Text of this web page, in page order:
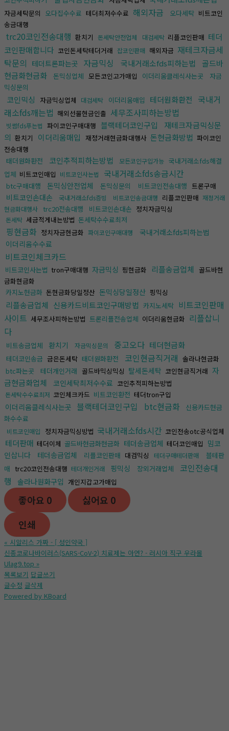
자금세탁문의 오다집수수료 테더최저수수료 해외자금 오다세탁 비트코인
송금대행
trc20코인전송대행 환치기 돈세탁안전업체 대검세탁 리플코인판매 테더
코인판매합니다 코인돈세탁테더거래 잡코인판매 해외자금 재테크자금세
탁문의 테더트론파는곳 자금믹싱 국내거래소fds피하는법
골드바
현금화현금화
돈믹싱업체 모든코인고가매입 이더리움클레식사는곳
자금
믹싱문의
코인믹싱 자금믹싱업체 대검세탁 이더리움매입 테더원화환전
국내거
래소fds깨는법 해외선물현금인출 세무조사피하는방법
빗썸fds푸는법 파이코인구매대행 블랙테더코인구입
재테크자금믹싱문
의 환치기 이더리움매입 재정거래현금화대행사 돈현금화방법 파이코인
전송대행
태더원화환전
코인추적피하는방법 모든코인구입가능 국내거래소fds해결
업체 비트코인매입 비트코인사는법 국내거래소fds송금시간
btc구매대행 돈믹싱안전업체 돈믹싱문의 비트코인전송대행 트론구매
비트코인손대손 국내거래소fds증빙 비트코인송금대행 리플코인판매 재정거래
현금화대행사
trc20전송대행 비트코인손대손 정치자금믹싱
돈세탁 세금적게내는방법 돈세탁수수료최저
핑현금화 정치자금현금화 파이코인구매대행
국내거래소fds피하는법
이더리움수수료
비트코인체크카드
비트코인사는법 tron구매대행 자금믹싱 핑현금화 리플송금업체 골드바현
금화현금화
카지노현금화 돈현금화당일정산 돈믹싱당일정산 핑믹싱
리플송금업체 신용카드비트코인구매방법 카지노세탁 비트코인판매
사이트 세무조사피하는방법 트론리플전송업체 이더리움현금화 리플삽니
다
비트송금업체 환치기 자금믹싱문의 중고오다 테더현금화
테더코인송금 금은돈세탁 태더원화환전 코인현금직거래 솔라나현금화
btc파는곳
테더개인거래 골드바믹싱믹싱 탈세돈세탁 코인현금직거래 자
금현금화업체
코인세탁최저수수료 코인추적피하는방법
돈세탁수수료최저 코인체크카드 비트코인환전 테더tron구입
이더리움클레식사는곳 블랙테더코인구입 btc현금화
신용카드현금
화수수료
비트코인매입 정치자금믹싱방법 국내거래소fds시간 코인전송otc공식업체
테더판매 테더이체 골드바현금화현금화 테더송금업체 테더코인매입 밈코
인삽니다
테더송금업체 리플코인판매 대검믹싱 테더구매테더판매
블테판
매 trc20코인전송대행 테더개인거래 핑믹싱 장외거래업체
코인전송대
행
솔라나원화구입 개인지갑고가매입
좋아요 0 싫어요 0
인쇄
« 시알리스 가짜 - [ 성인약국 ]
신종코로나바이러스(SARS-CoV-2) 치료제는 아연? - 러시아 직구 우라몰
Ulag9.top »
목록보기 답글쓰기
글수정 글삭제
Powered by KBoard